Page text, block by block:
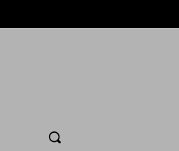
Cerca